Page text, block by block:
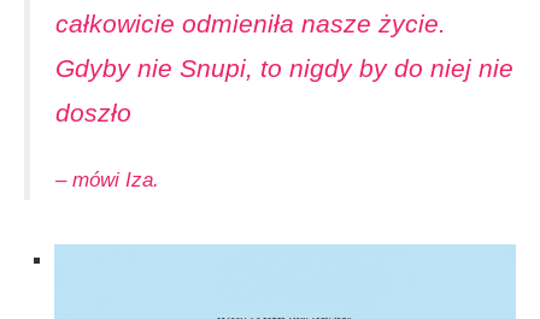
całkowicie odmieniła nasze życie.
Gdyby nie Snupi, to nigdy by do niej nie
doszło
– mówi Iza.